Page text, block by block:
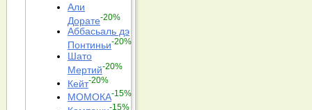
Али
Дорате-20%
Аббасьаль дэ
Понтиньи-20%
Шато
Мертий-20%
Кейт-20%
МОМОКА-15%
-15%